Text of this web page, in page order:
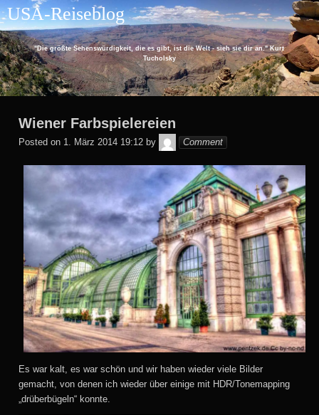
Skip
to
content
USA-Reiseblog
"Die größte Sehenswürdigkeit, die es gibt, ist die Welt - sieh sie dir an." Kurt
Tucholsky
Wiener Farbspielereien
Posted on 1. März 2014 19:12 by Christian
Comment
Es war kalt, es war schön und wir haben wieder viele Bilder
gemacht, von denen ich wieder über einige mit HDR/Tonemapping
„drüberbügeln“ konnte.